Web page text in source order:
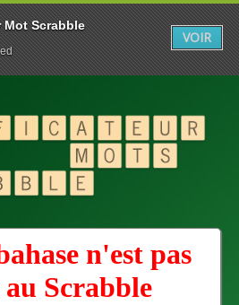
n'est pas
Scrabble
Mot Scrabble
VOIR